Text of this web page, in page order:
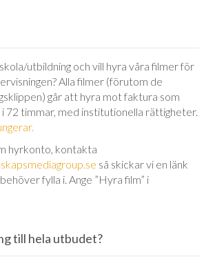
utbildning och vill hyra våra filmer för
Alla filmer (förutom de
går att hyra mot faktura som
72 timmar, med institutionella rättigheter.
hyrkonto, kontakta
så skickar vi en länk
fylla i. Ange ”Hyra film” i
till hela utbudet?